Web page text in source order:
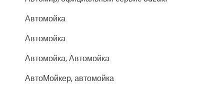
Автомойка
Автомойка
Автомойка, Автомойка
АвтоМойкер, автомойка